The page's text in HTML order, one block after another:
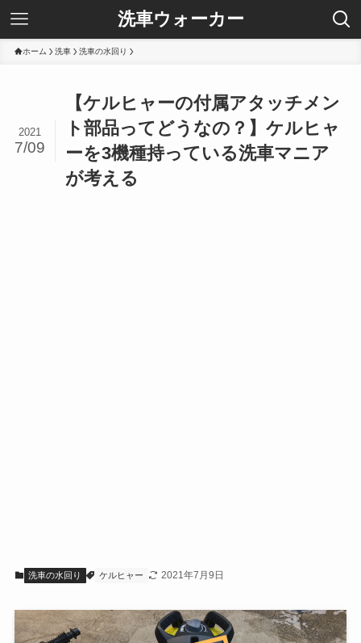
洗車ウォーカー
ホーム 洗車 洗車の水回り
【ケルヒャーの付属アタッチメン
ト部品ってどうなの？】ケルヒャ
ーを3機種持っている洗車マニア
が考える
2021
7/09
洗車の水回り ケルヒャー 2021年7月9日